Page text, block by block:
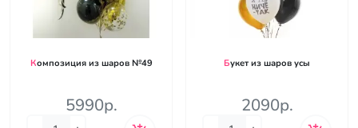
Композиция из шаров №49
5990р.
Букет из шаров усы
2090р.